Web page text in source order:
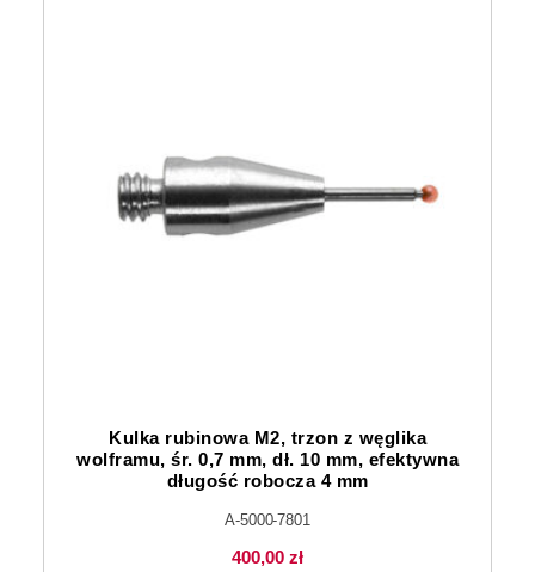
Kulka rubinowa M2, trzon z węglika
wolframu, śr. 0,7 mm, dł. 10 mm, efektywna
długość robocza 4 mm
A-5000-7801
400,00 zł